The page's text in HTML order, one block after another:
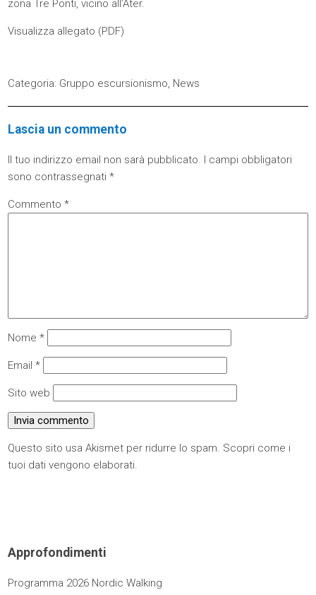
zona Tre Ponti, vicino all’Ater.
Visualizza allegato (PDF)
Categoria: Gruppo escursionismo, News
Lascia un commento
Il tuo indirizzo email non sarà pubblicato. I campi obbligatori
sono contrassegnati*
Commento*
Nome*
Email*
Sito web
Questo sito usa Akismet per ridurre lo spam. Scopri come i
tuoi dati vengono elaborati.
Approfondimenti
Programma 2026 Nordic Walking